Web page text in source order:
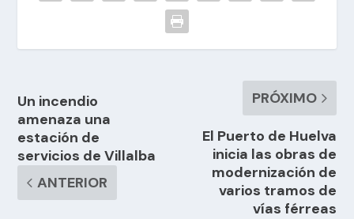
Un incendio
amenaza una
estación de
servicios de Villalba
ANTERIOR
PRÓXIMO
El Puerto de Huelva
inicia las obras de
modernización de
varios tramos de
vías férreas